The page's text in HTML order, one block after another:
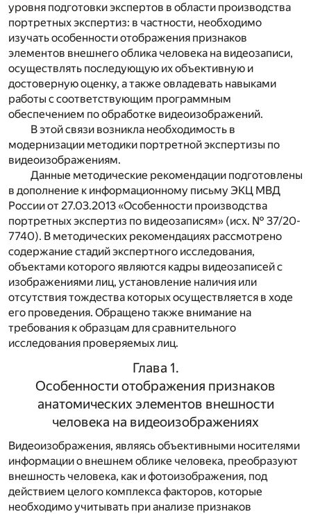
уровня подготовки экспертов в области производства
портретных экспертиз: в частности, необходимо
изучать особенности отображения признаков
элементов внешнего облика человека на видеозаписи,
осуществлять последующую их объективную и
достоверную оценку, а также овладевать навыками
работы с соответствующим программным
обеспечением по обработке видеоизображений.
В этой связи возникла необходимость в
модернизации методики портретной экспертизы по
видеоизображениям.
Данные методические рекомендации подготовлены
в дополнение к информационному письму ЭКЦ МВД
России от 27.03.2013 «Особенности производства
портретных экспертиз по видеозаписям» (исх. № 37/20-
7740). В методических рекомендациях рассмотрено
содержание стадий экспертного исследования,
объектами которого являются кадры видеозаписей с
изображениями лиц, установление наличия или
отсутствия тождества которых осуществляется в ходе
его проведения. Обращено также внимание на
требования к образцам для сравнительного
исследования проверяемых лиц.
Глава 1.
Особенности отображения признаков
анатомических элементов внешности
человека на видеоизображениях
Видеоизображения, являясь объективными носителями
информации о внешнем облике человека, преобразуют
внешность человека, как и фотоизображения, под
действием целого комплекса факторов, которые
необходимо учитывать при анализе признаков